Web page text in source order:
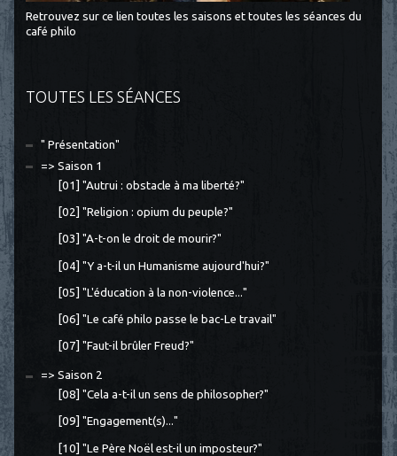
Retrouvez sur ce lien toutes les saisons et toutes les séances du
café philo
TOUTES LES SÉANCES
" Présentation"
=> Saison 1
[01] "Autrui : obstacle à ma liberté?"
[02] "Religion : opium du peuple?"
[03] "A-t-on le droit de mourir?"
[04] "Y a-t-il un Humanisme aujourd'hui?"
[05] "L'éducation à la non-violence..."
[06] "Le café philo passe le bac-Le travail"
[07] "Faut-il brûler Freud?"
=> Saison 2
[08] "Cela a-t-il un sens de philosopher?"
[09] "Engagement(s)..."
[10] "Le Père Noël est-il un imposteur?"